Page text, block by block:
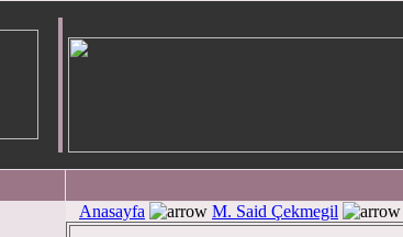
Anasayfa M. Said Çekmegil